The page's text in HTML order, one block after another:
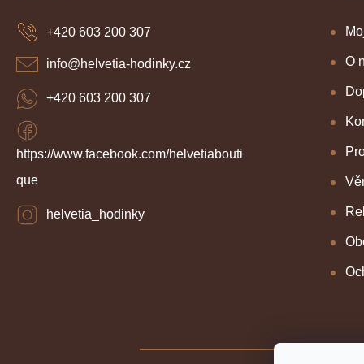
info@helvetia-hodinky.cz
+420 603 200 307
https://www.facebook.com/helvetiabouti
que
helvetia_hodinky
+420 603 200 307
O